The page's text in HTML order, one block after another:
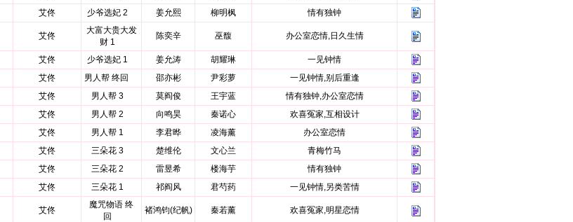
艾佟 少爷选妃 2 姜允熙 柳明枫 情有独钟
艾佟
大富大贵大发
财 1
陈奕辛 巫馥 办公室恋情,日久生情
艾佟 少爷选妃 1 姜允涛 胡耀琳
一见钟情
艾佟 男人帮 终回 邵亦彬 尹彩萝
一见钟情,别后重逢
艾佟 男人帮 3 莫阎俊 王宇蓝
情有独钟,办公室恋情
艾佟 男人帮 2 向鸣昊 秦诺心
欢喜冤家,互相设计
艾佟 男人帮 1 李君晔 凌海薰
办公室恋情
艾佟 三朵花 3 楚维伦 文心兰
青梅竹马
艾佟 三朵花 2 雷昱希 楼海芋
情有独钟
艾佟 三朵花 1 祁阎风 君芍药 一见钟情,另类苦情
艾佟
魔咒物语 终
回
褚鸿钧(纪帆) 秦若薰 欢喜冤家,明星恋情